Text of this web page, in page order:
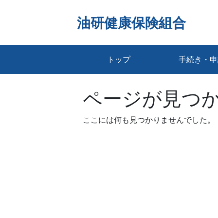
油研健康保険組合
トップ 手続き・
ページが見つ
ここには何も見つかりませんでした。